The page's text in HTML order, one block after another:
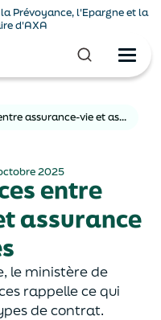
Prévoyance, l'Epargne et la
d'AXA
Les différences entre assurance-vie et assurance décès
2025
entre
assurance
le ministère de
rappelle ce qui
de contrat.